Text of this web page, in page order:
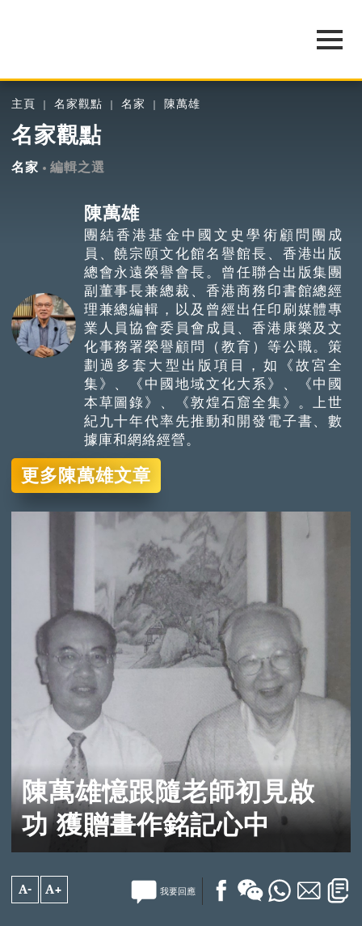
主頁 名家觀點 名家 陳萬雄
名家觀點
名家 編輯之選
陳萬雄
團結香港基金中國文史學術顧問團成
員、饒宗頤文化館名譽館長、香港出版
總會永遠榮譽會長。曾任聯合出版集團
副董事長兼總裁、香港商務印書館總經
理兼總編輯，以及曾經出任印刷媒體專
業人員協會委員會成員、香港康樂及文
化事務署榮譽顧問（教育）等公職。策
劃過多套大型出版項目，如《故宮全
集》、《中國地域文化大系》、《中國
本草圖錄》、《敦煌石窟全集》。上世
紀九十年代率先推動和開發電子書、數
據庫和網絡經營。
更多陳萬雄文章
陳萬雄憶跟隨老師初見啟
功 獲贈畫作銘記心中
A- A+ 我要回應